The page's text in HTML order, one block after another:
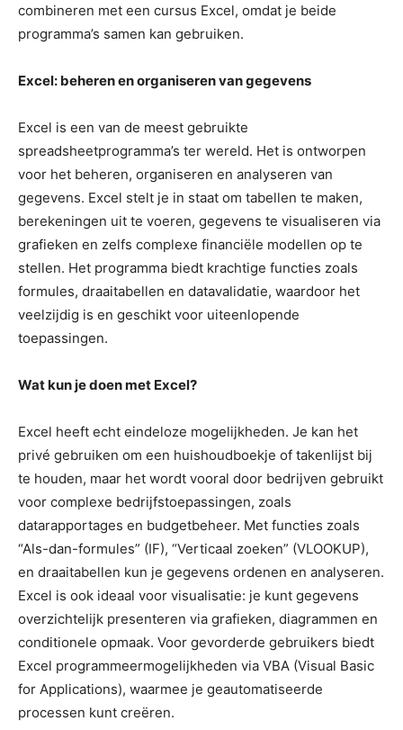
combineren met een cursus Excel, omdat je beide
programma’s samen kan gebruiken.
Excel: beheren en organiseren van gegevens
Excel is een van de meest gebruikte
spreadsheetprogramma’s ter wereld. Het is ontworpen
voor het beheren, organiseren en analyseren van
gegevens. Excel stelt je in staat om tabellen te maken,
berekeningen uit te voeren, gegevens te visualiseren via
grafieken en zelfs complexe financiële modellen op te
stellen. Het programma biedt krachtige functies zoals
formules, draaitabellen en datavalidatie, waardoor het
veelzijdig is en geschikt voor uiteenlopende
toepassingen.
Wat kun je doen met Excel?
Excel heeft echt eindeloze mogelijkheden. Je kan het
privé gebruiken om een huishoudboekje of takenlijst bij
te houden, maar het wordt vooral door bedrijven gebruikt
voor complexe bedrijfstoepassingen, zoals
datarapportages en budgetbeheer. Met functies zoals
“Als-dan-formules” (IF), “Verticaal zoeken” (VLOOKUP),
en draaitabellen kun je gegevens ordenen en analyseren.
Excel is ook ideaal voor visualisatie: je kunt gegevens
overzichtelijk presenteren via grafieken, diagrammen en
conditionele opmaak. Voor gevorderde gebruikers biedt
Excel programmeermogelijkheden via VBA (Visual Basic
for Applications), waarmee je geautomatiseerde
processen kunt creëren.